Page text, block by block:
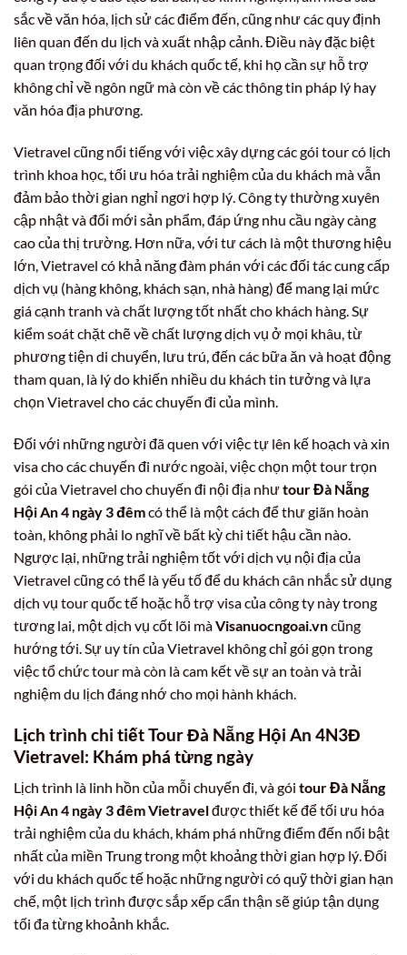
sắc về văn hóa, lịch sử các điểm đến, cũng như các quy định
liên quan đến du lịch và xuất nhập cảnh. Điều này đặc biệt
quan trọng đối với du khách quốc tế, khi họ cần sự hỗ trợ
không chỉ về ngôn ngữ mà còn về các thông tin pháp lý hay
văn hóa địa phương.
Vietravel cũng nổi tiếng với việc xây dựng các gói tour có lịch
trình khoa học, tối ưu hóa trải nghiệm của du khách mà vẫn
đảm bảo thời gian nghỉ ngơi hợp lý. Công ty thường xuyên
cập nhật và đổi mới sản phẩm, đáp ứng nhu cầu ngày càng
cao của thị trường. Hơn nữa, với tư cách là một thương hiệu
lớn, Vietravel có khả năng đàm phán với các đối tác cung cấp
dịch vụ (hàng không, khách sạn, nhà hàng) để mang lại mức
giá cạnh tranh và chất lượng tốt nhất cho khách hàng. Sự
kiểm soát chặt chẽ về chất lượng dịch vụ ở mọi khâu, từ
phương tiện di chuyển, lưu trú, đến các bữa ăn và hoạt động
tham quan, là lý do khiến nhiều du khách tin tưởng và lựa
chọn Vietravel cho các chuyến đi của mình.
Đối với những người đã quen với việc tự lên kế hoạch và xin
visa cho các chuyến đi nước ngoài, việc chọn một tour trọn
gói của Vietravel cho chuyến đi nội địa nhưtour Đà Nẵng
Hội An 4 ngày 3 đêmcó thể là một cách để thư giãn hoàn
toàn, không phải lo nghĩ về bất kỳ chi tiết hậu cần nào.
Ngược lại, những trải nghiệm tốt với dịch vụ nội địa của
Vietravel cũng có thể là yếu tố để du khách cân nhắc sử dụng
dịch vụ tour quốc tế hoặc hỗ trợ visa của công ty này trong
tương lai, một dịch vụ cốt lõi màVisanuocngoai.vncũng
hướng tới. Sự uy tín của Vietravel không chỉ gói gọn trong
việc tổ chức tour mà còn là cam kết về sự an toàn và trải
nghiệm du lịch đáng nhớ cho mọi hành khách.
Lịch trình chi tiết Tour Đà Nẵng Hội An 4N3Đ
Vietravel: Khám phá từng ngày
Lịch trình là linh hồn của mỗi chuyến đi, và gói tour Đà Nẵng
Hội An 4 ngày 3 đêm Vietravelđược thiết kế để tối ưu hóa
trải nghiệm của du khách, khám phá những điểm đến nổi bật
nhất của miền Trung trong một khoảng thời gian hợp lý. Đối
với du khách quốc tế hoặc những người có quỹ thời gian hạn
chế, một lịch trình được sắp xếp cẩn thận sẽ giúp tận dụng
tối đa từng khoảnh khắc.